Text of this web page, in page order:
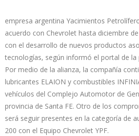
empresa argentina Yacimientos
acuerdo con Chevrolet hasta diciembre
con el desarrollo de nuevos productos
tecnologías, según informó el portal de la
Por medio de la alianza, la compañía
lubricantes ELAION y combustibles
vehículos del Complejo Automotor de
provincia de Santa FE. Otro de los
será seguir presentes en la categoría de
200 con el Equipo Chevrolet YPF.